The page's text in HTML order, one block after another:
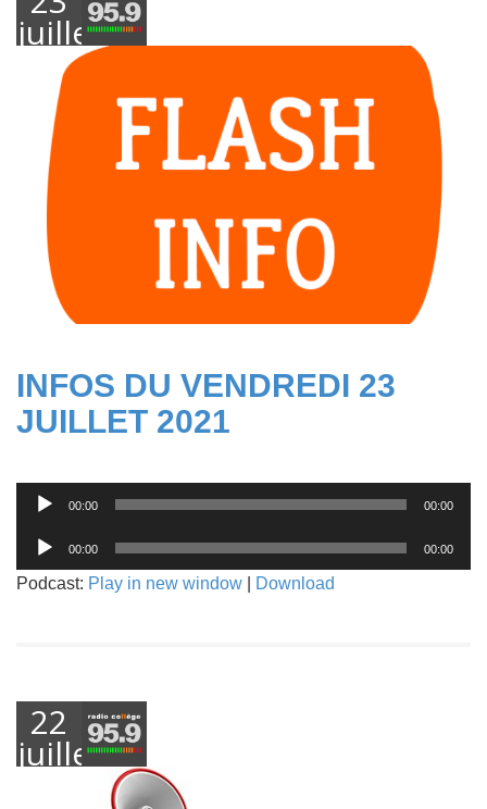
juillet
2021
INFOS DU VENDREDI 23
JUILLET 2021
Lecteur
audio
00:00 00:00
Lecteur
audio
00:00 00:00
Podcast: Play in new window Download
22
juillet